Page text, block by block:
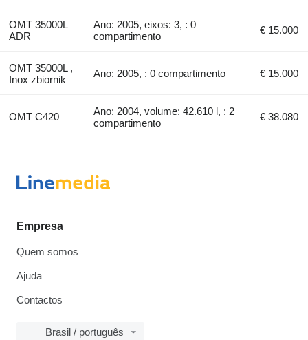
OMT 35000L
ADR
Ano: 2005, eixos: 3, : 0
compartimento
€ 15.000
OMT 35000L ,
Inox zbiornik
Ano: 2005, : 0 compartimento € 15.000
OMT C420
Ano: 2004, volume: 42.610 l, : 2
compartimento
€ 38.080
Empresa
Quem somos
Ajuda
Contactos
Brasil / português